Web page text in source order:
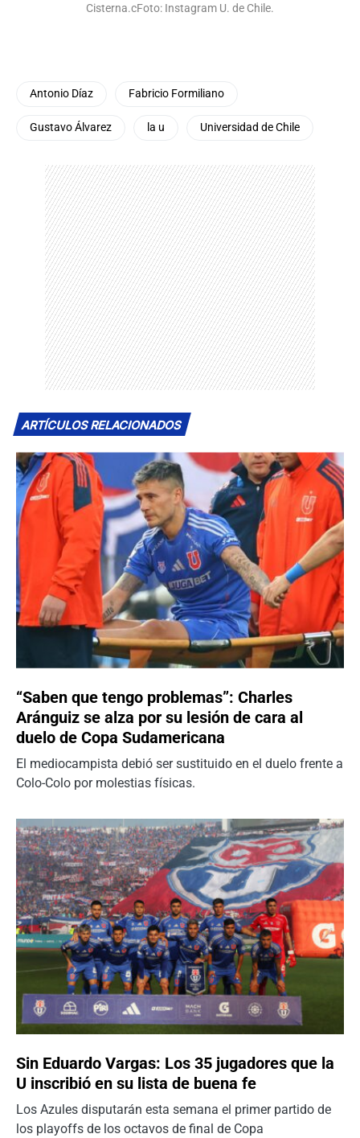
Cisterna.cFoto: Instagram U. de Chile.
Antonio Díaz Fabricio Formiliano
Gustavo Álvarez la u Universidad de Chile
ARTÍCULOS RELACIONADOS
“Saben que tengo problemas”: Charles
Aránguiz se alza por su lesión de cara al
duelo de Copa Sudamericana
El mediocampista debió ser sustituido en el duelo frente a
Colo-Colo por molestias físicas.
Sin Eduardo Vargas: Los 35 jugadores que la
U inscribió en su lista de buena fe
Los Azules disputarán esta semana el primer partido de
los playoffs de los octavos de final de Copa